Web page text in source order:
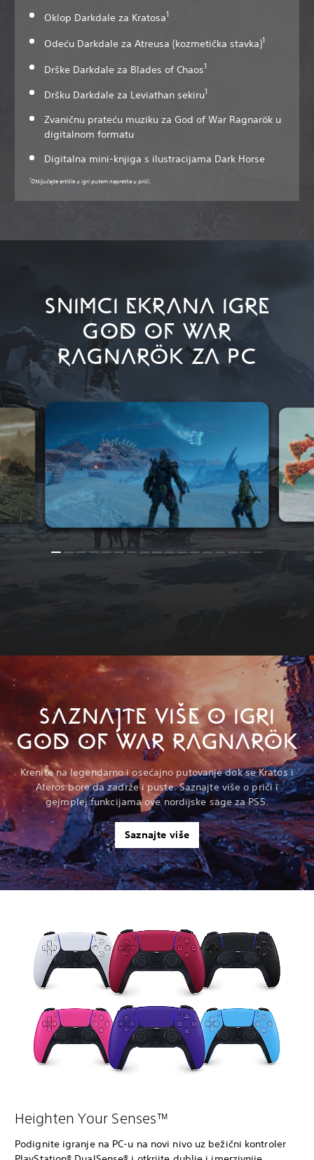
Oklop Darkdale za Kratosa1
Odeću Darkdale za Atreusa (kozmetička stavka)1
Drške Darkdale za Blades of Chaos1
Dršku Darkdale za Leviathan sekiru1
Zvaničnu prateću muziku za God of War Ragnarök u
digitalnom formatu
Digitalna mini-knjiga s ilustracijama Dark Horse
1Otključajte artikle u igri putem napretka u priči.
SNIMCI EKRANA IGRE
GOD OF WAR
RAGNARÖK ZA PC
SAZNAJTE VIŠE O IGRI
GOD OF WAR RAGNARÖK
Krenite na legendarno i osećajno putovanje dok se Kratos i
Ateros bore da zadrže i puste. Saznajte više o priči i
gejmplej funkcijama ove nordijske sage za PS5.
Saznajte više
Heighten Your Senses™
Podignite igranje na PC-u na novi nivo uz bežični kontroler